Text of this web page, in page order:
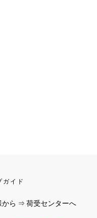
ガイド
から ⇒ 荷受センターへ